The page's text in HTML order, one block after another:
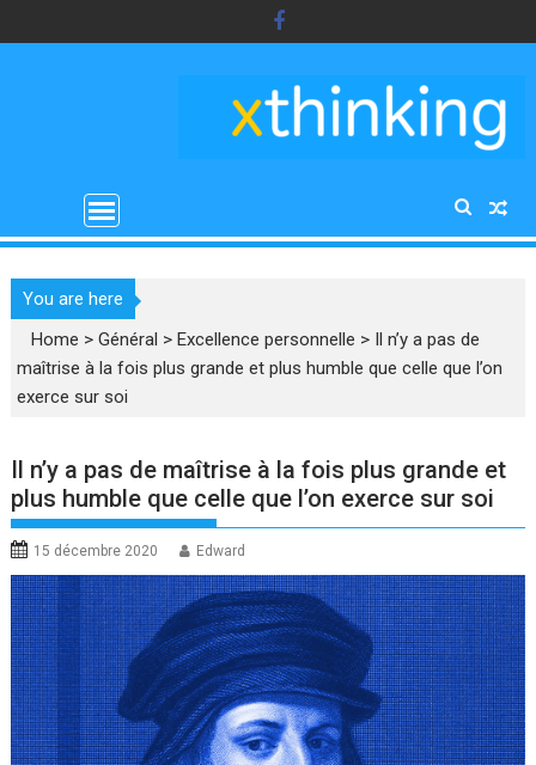
to
You are here
Home >Général >Excellence personnelle > Il n’y a pas de
maîtrise à la fois plus grande et plus humble que celle que l’on
exerce sur soi
Il n’y a pas de maîtrise à la fois plus grande et
plus humble que celle que l’on exerce sur soi
15 décembre 2020 Edward